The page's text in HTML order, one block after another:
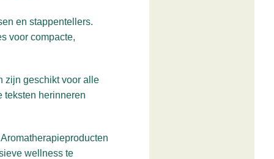
en stappentellers.
voor compacte,
zijn geschikt voor alle
teksten herinneren
wellness te